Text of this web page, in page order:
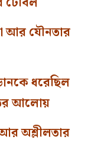
আর যৌনতার
ধরেছিল
আলোয়
অশ্লীলতার